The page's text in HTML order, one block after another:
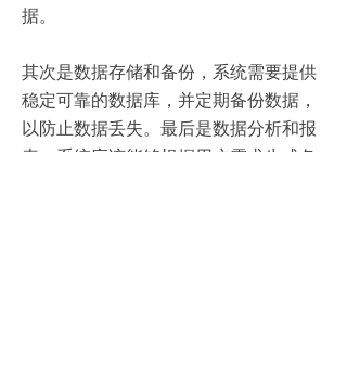
据。
其次是数据存储和备份，系统需要提供
稳定可靠的数据库，并定期备份数据，
以防止数据丢失。最后是数据分析和报
表，系统应该能够根据用户需求生成各